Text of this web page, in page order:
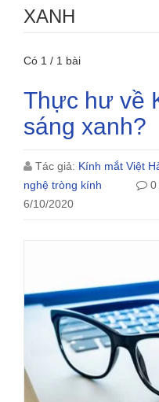
XANH
Có 1 / 1 bài
Thực hư về
sáng xanh?
Tác giả: Kính mắt Việt
nghệ tròng kính
0
6/10/2020